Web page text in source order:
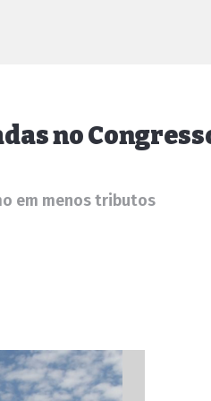
no
em menos tributos